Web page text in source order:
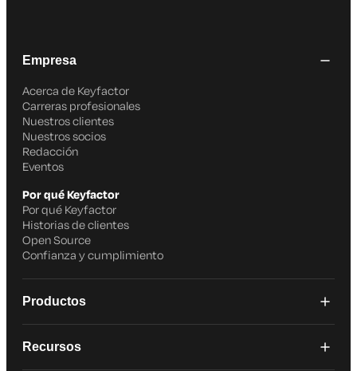
Empresa
Acerca de Keyfactor
Carreras profesionales
Nuestros clientes
Nuestros socios
Redacción
Eventos
Por qué Keyfactor
Por qué Keyfactor
Historias de clientes
Open Source
Confianza y cumplimiento
Productos
Recursos